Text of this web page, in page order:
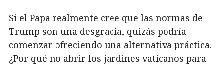
Si el Papa realmente cree que las normas de
Trump son una desgracia, quizás podría
comenzar ofreciendo una alternativa práctica.
¿Por qué no abrir los jardines vaticanos para